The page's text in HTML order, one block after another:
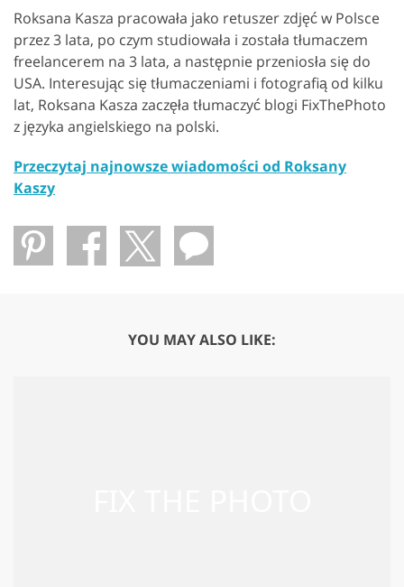
Roksana Kasza pracowała jako retuszer zdjęć w Polsce
przez 3 lata, po czym studiowała i została tłumaczem
freelancerem na 3 lata, a następnie przeniosła się do
USA. Interesując się tłumaczeniami i fotografią od kilku
lat, Roksana Kasza zaczęła tłumaczyć blogi FixThePhoto
z języka angielskiego na polski.
Przeczytaj najnowsze wiadomości od Roksany
Kaszy
YOU MAY ALSO LIKE: